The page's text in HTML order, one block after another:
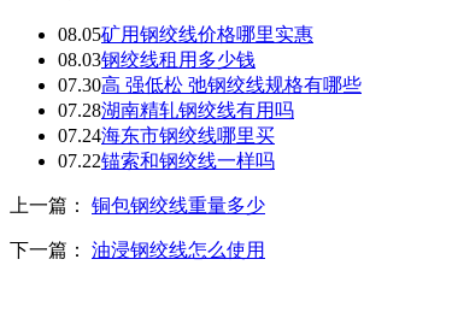
08.05矿用钢绞线价格哪里实惠
08.03钢绞线租用多少钱
07.30高 强低松 弛钢绞线规格有哪些
07.28湖南精轧钢绞线有用吗
07.24海东市钢绞线哪里买
07.22锚索和钢绞线一样吗
上一篇： 铜包钢绞线重量多少
下一篇： 油浸钢绞线怎么使用